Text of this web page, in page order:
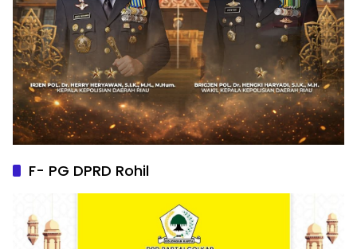
F- PG DPRD Rohil